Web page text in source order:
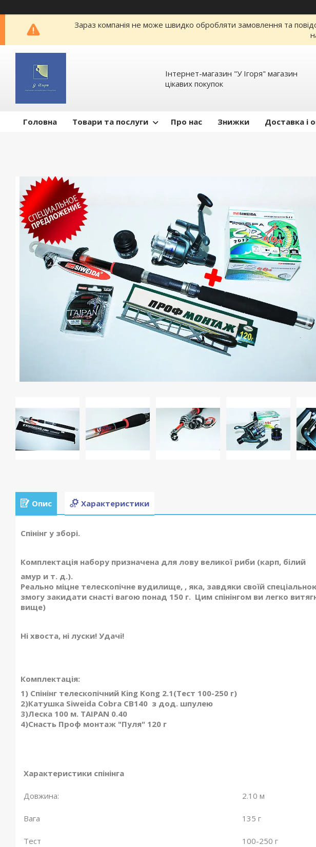
Зараз компанія не може швидко обробляти замовлення та
Інтернет-магазин "У Ігоря" магазин
цікавих покупок
Головна Товари та послуги Про нас Знижки Доставка і
Опис Характеристики
Спінінг у зборі.
Комплектація набору призначена для лову великої риби (карп, білий
амур и т. д.).
Реально міцне телескопічне вудилище, , яка, завдяки своїй
змогу закидати снасті вагою понад 150 г. Цим спінінгом ви легко
вище)
Ні хвоста, ні луски! Удачі!
Комплектація:
1) Спінінг телескопічний King Kong 2.1(Тест 100-250 г)
2)Катушка Siweida Cobra CB140 з дод. шпулею
3)Леска 100 м. TAIPAN 0.40
4)Снасть Проф монтаж "Пуля" 120 г
Характеристики спінінга
Довжина: 2.10 м
Вага 135 г
Тест 100-250 г